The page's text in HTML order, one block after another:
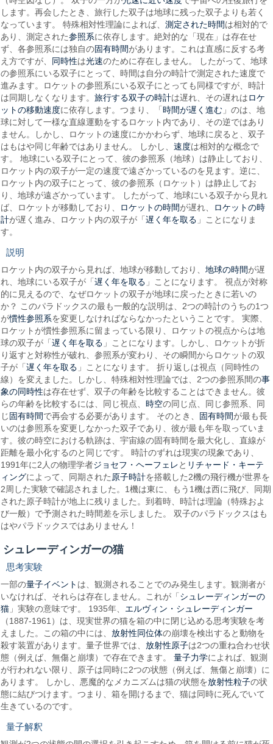
します。再会したとき、旅行した双子は地球に残った双子よりも若く
なっています。 特殊相対性理論によれば、測定された時間は相対的で
あり、測定された参照系に依存します。絶対的な「現在」は存在せ
ず、各参照系には独自の固有時間があります。これは直感に反する考
え方ですが、 同時性は光速のために存在しません。 したがって、地球
の参照系にいる双子にとって、時間は自分の時計で測定された速度で
進みます。ロケットの参照系にいる双子にとっても同様ですが、時計
は同期しなくなります。旅行する双子の時計は遅れ、その遅れはロケ
ットの移動速度に依存します。つまり、「時間が遅く進む 」のは、地
球に対して一様な直線運動をするロケット内であり、その逆ではあり
ません。しかし、ロケットの速度にかかわらず、地球に戻ると、双子
はもはや同じ年齢ではありません。 しかし、速度は相対的な概念で
す。 地球にいる双子にとって、彼の参照系（地球）は静止しており、
ロケット内の双子が一定の速度で遠ざかっているのを見ます。逆に、
ロケット内の双子にとって、彼の参照系（ロケット）は静止してお
り、地球が遠ざかっています。 したがって、地球にいる双子から見れ
ば、ロケットが移動しており、 ロケットの時間が遅れ、 ロケットの時
計が遅く進み、ロケット内の双子が「遅く年を取る 」ことになりま
す。
説明
ロケット内の双子から見れば、地球が移動しており、地球の時間が遅
れ、地球にいる双子が「遅く年を取る 」ことになります。 視点が対称
的に見えるので、なぜロケットの双子が地球に戻ったときに若いの
か？ このパラドックスの最も一般的な説明は、2つの時計のうちの1つ
が慣性参照系を変更しなければならなかったということです。 実際、
ロケットが慣性参照系に留まっている限り、ロケットの視点からは地
球の双子が「遅く年を取る 」ことになります。しかし、ロケットが折
り返すと対称性が破れ、参照系が変わり、その瞬間からロケットの双
子が「遅く年を取る 」ことになります。 折り返しは視点（同時性の
線）を変えました。しかし、特殊相対性理論では、2つの参照系間の事
象の同時性は存在せず、双子の年齢を比較することはできません。彼
らの年齢を比較するには、同じ視点、時空の同じ点、同じ参照系、同
じ固有時間で再会する必要があります。 そのとき、 固有時間が最も長
いのは参照系を変更しなかった双子であり、彼が最も年を取っていま
す。彼の時空における軌跡は、宇宙線の固有時間を最大化し、直線が
距離を最小化するのと同じです。 時計のずれは現実の現象であり、
1991年に2人の物理学者ジョセフ・ヘーフェレと リチャード・キーテ
ィングによって、同期された 原子時計を搭載した2機の飛行機が世界を
2周した実験で確認されました。1機は東に、もう1機は西に飛び、同期
された原子時計が地上に残りました。到着時、時計は理論（特殊およ
び一般）で予測された時間差を示しました。 双子のパラドックスはも
はやパラドックスではありません！
シュレーディンガーの猫
思考実験
一部の量子イベント は、観測されることでのみ発生します。観測者が
いなければ、それらは存在しません。これが「 シュレーディンガーの
猫 」実験の意味です。 1935年、 エルヴィン・シュレーディンガー
（1887-1961）は、現実世界の猫を箱の中に閉じ込める思考実験を考
えました。この箱の中には、放射性同位体の崩壊を検出すると動物を
殺す装置があります。量子世界では、放射性原子は2つの重ね合わせ状
態（例えば、無傷と崩壊）で存在できます。量子力学によれば、観測
が行われない限り、原子は同時に2つの状態（例えば、無傷と崩壊）に
あります。 しかし、悪魔的なメカニズムは猫の状態を放射性粒子の状
態に結びつけます。つまり、箱を開けるまで、猫は同時に死んでいて
生きているのです。
量子解釈